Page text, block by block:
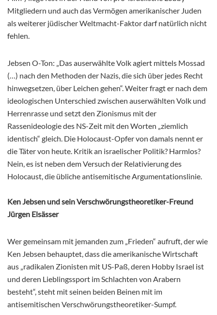
Mitgliedern und auch das Vermögen amerikanischer Juden
als weiterer jüdischer Weltmacht-Faktor darf natürlich nicht
fehlen.
Jebsen O-Ton: „Das auserwählte Volk agiert mittels Mossad
(…) nach den Methoden der Nazis, die sich über jedes Recht
hinwegsetzen, über Leichen gehen“. Weiter fragt er nach dem
ideologischen Unterschied zwischen auserwählten Volk und
Herrenrasse und setzt den Zionismus mit der
Rassenideologie des NS-Zeit mit den Worten „ziemlich
identisch“ gleich. Die Holocaust-Opfer von damals nennt er
die Täter von heute. Kritik an israelischer Politik? Harmlos?
Nein, es ist neben dem Versuch der Relativierung des
Holocaust, die übliche antisemitische Argumentationslinie.
Ken Jebsen und sein Verschwörungstheoretiker-Freund
Jürgen Elsässer
Wer gemeinsam mit jemanden zum „Frieden“ aufruft, der wie
Ken Jebsen behauptet, dass die amerikanische Wirtschaft
aus „radikalen Zionisten mit US-Paß, deren Hobby Israel ist
und deren Lieblingssport im Schlachten von Arabern
besteht“, steht mit seinen beiden Beinen mit im
antisemitischen Verschwörungstheoretiker-Sumpf.